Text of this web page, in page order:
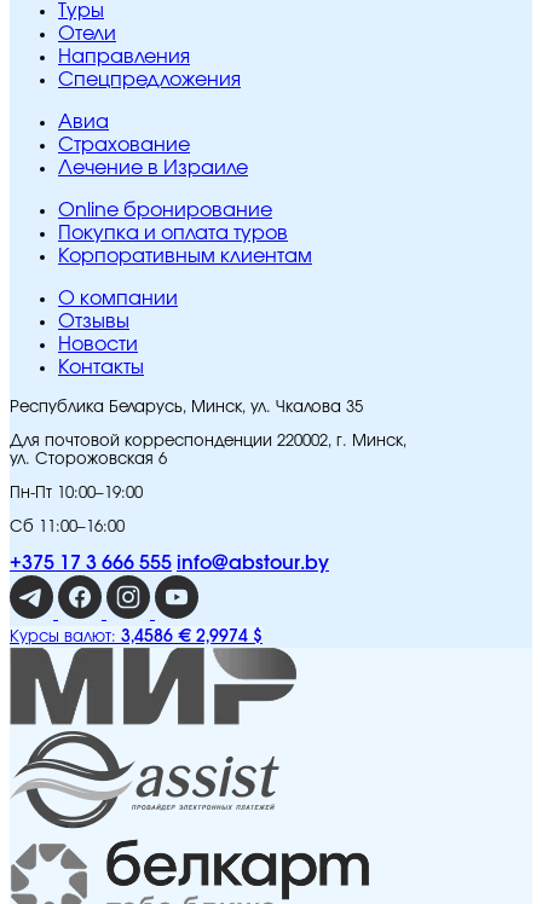
Туры
Отели
Направления
Спецпредложения
Авиа
Страхование
Лечение в Израиле
Online бронирование
Покупка и оплата туров
Корпоративным клиентам
O компании
Отзывы
Новости
Контакты
Республика Беларусь, Минск, ул. Чкалова 35
Для почтовой корреспонденции 220002, г. Минск,
ул. Сторожовская 6
Пн-Пт 10:00–19:00
Сб 11:00–16:00
+375 17 3 666 555 info@abstour.by
Курсы валют: 3,4586 € 2,9974 $